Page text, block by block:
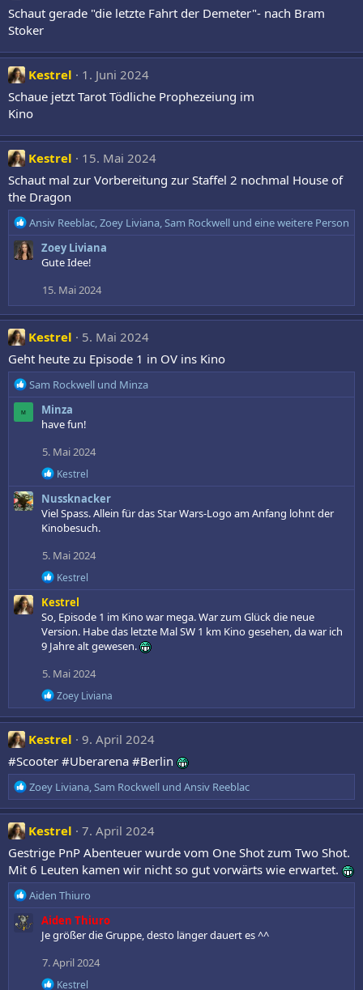
i
o
n
e
n
:
Schaut gerade "die letzte Fahrt der Demeter"- nach Bram
Stoker
Kestrel
1. Juni 2024
Schaue jetzt Tarot Tödliche Prophezeiung im
Kino
Kestrel
15. Mai 2024
Schaut mal zur Vorbereitung zur Staffel 2 nochmal House of
the Dragon
R
e
a
o
n
e
n
:
Ansiv Reeblac,Zoey Liviana,Sam Rockwell und eine weitere Person
Zoey Liviana
Gute Idee!
15. Mai 2024
Kestrel
5. Mai 2024
Geht heute zu Episode 1 in OV ins Kino
R
e
n
e
n
Sam Rockwell und Minza
M
Minza
have fun!
5. Mai 2024
R
e
a
k
t
o
n
e
n
:
Kestrel
Nussknacker
Viel Spass. Allein für das Star Wars-Logo am Anfang lohnt der
Kinobesuch.
5. Mai 2024
R
e
a
k
t
o
e
n
:
Kestrel
Kestrel
So, Episode 1 im Kino war mega. War zum Glück die neue
Version. Habe das letzte Mal SW 1 km Kino gesehen, da war ich
9 Jahre alt gewesen.
5. Mai 2024
R
e
a
t
i
o
n
e
n
Zoey Liviana
Kestrel
9. April 2024
#Scooter #Uberarena #Berlin
R
e
a
k
i
o
n
e
n
:
Zoey Liviana,Sam Rockwell und Ansiv Reeblac
Kestrel
7. April 2024
Gestrige PnP Abenteuer wurde vom One Shot zum Two Shot.
Mit 6 Leuten kamen wir nicht so gut vorwärts wie erwartet.
R
e
a
Aiden Thiuro
Aiden Thiuro
Je größer die Gruppe, desto länger dauert es ^^
7. April 2024
R
Kestrel